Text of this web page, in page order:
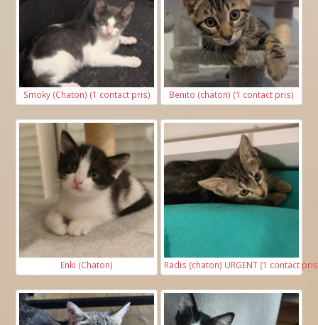
Balcon sécurisé ?
Surface en m :
Terrasse clôturée ?
Surface en m :
Quel âge avez-vous* ?
Smoky (Chaton) (1 contact pris) Benito (chaton) (1 contact pris)
Enki (Chaton) Radis (chaton) URGENT (1 contact